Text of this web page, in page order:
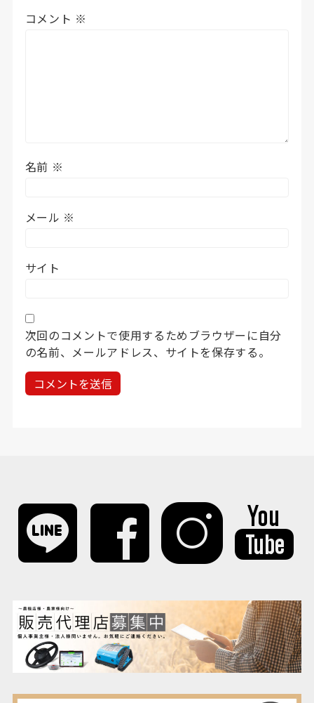
コメント ※
名前 ※
メール ※
サイト
次回のコメントで使用するためブラウザーに自分
の名前、メールアドレス、サイトを保存する。